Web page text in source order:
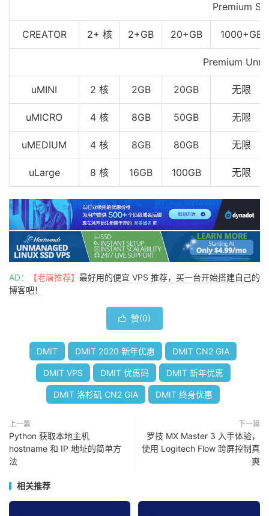
Premium
CREATOR 2+ 核 2+GB 20+GB 1000+GB
Premium
uMINI 2 核 2GB 20GB 无限
uMICRO 4 核 8GB 50GB 无限
uMEDIUM 4 核 8GB 80GB 无限
uLarge 8 核 16GB 100GB 无限
AD： 【老唐推荐】 最好用的便宜 VPS 推荐，买一台开始搭建自己的
博客吧！
 赞(0)
DMIT DMIT 2020 新年优惠 DMIT CN2 GIA
DMIT VPS DMIT 优惠码 DMIT 新年优惠
DMIT 洛杉矶 CN2 GIA DMIT 终身优惠
上一篇
Python 获取本地主机
hostname 和 IP 地址的简单方
法
下一篇
罗技 MX Master 3 入手体验，
使用 Logitech Flow 跨屏控制真
爽
相关推荐